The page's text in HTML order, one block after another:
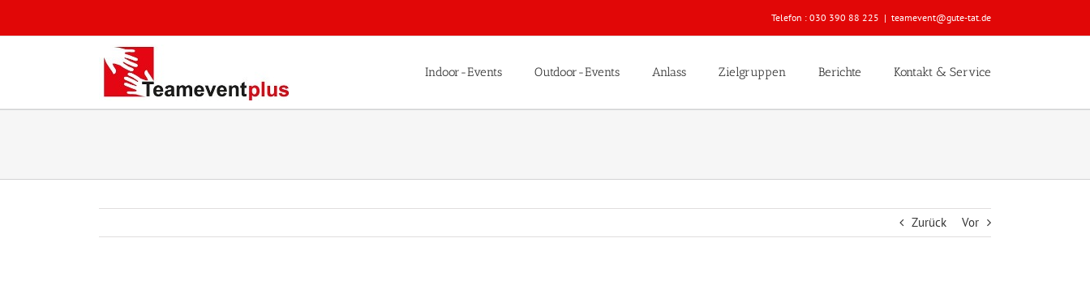
springen
Telefon : 030 390 88 225 | teamevent@gute-tat.de
Indoor-Events Outdoor-Events Anlass Zielgruppen Berichte Kontakt & Service
Zurück Vor